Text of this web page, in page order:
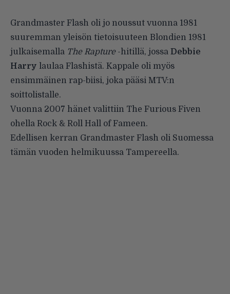
Grandmaster Flash oli jo noussut vuonna 1981
suuremman yleisön tietoisuuteen Blondien 1981
julkaisemalla The Rapture-hitillä, jossa Debbie
Harry laulaa Flashistä. Kappale oli myös
ensimmäinen rap-biisi, joka pääsi MTV:n
soittolistalle.
Vuonna 2007 hänet valittiin The Furious Fiven
ohella Rock & Roll Hall of Fameen.
Edellisen kerran Grandmaster Flash oli Suomessa
tämän vuoden helmikuussa Tampereella.